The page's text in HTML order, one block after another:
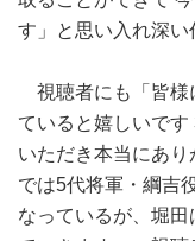
す」と思い入れ深い
視聴者にも「皆様
ていると嬉しいで
いただき本当にあ
では5代将軍・綱吉
なっているが、堀